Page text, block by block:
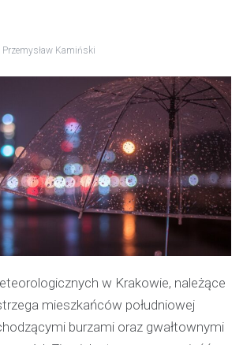
Przemysław Kamiński
w Krakowie, należące
mieszkańców południowej
burzami oraz gwałtownymi